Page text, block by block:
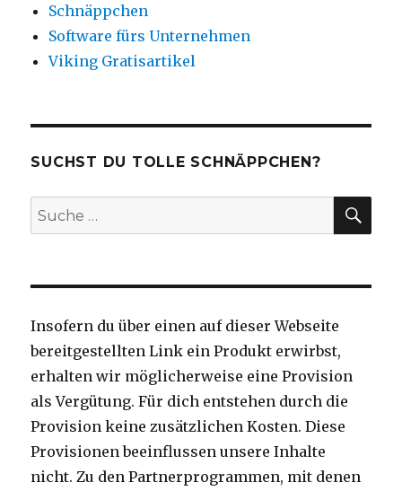
Schnäppchen
Software fürs Unternehmen
Viking Gratisartikel
SUCHST DU TOLLE SCHNÄPPCHEN?
Suche
nach:
Insofern du über einen auf dieser Webseite
bereitgestellten Link ein Produkt erwirbst,
erhalten wir möglicherweise eine Provision
als Vergütung. Für dich entstehen durch die
Provision keine zusätzlichen Kosten. Diese
Provisionen beeinflussen unsere Inhalte
nicht. Zu den Partnerprogrammen, mit denen